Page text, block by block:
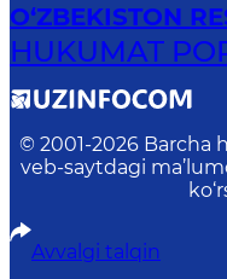
O‘ZBEKISTON
HUKUMAT
© 2001-2026 Barcha
veb-saytdagi
Avvalgi talqin